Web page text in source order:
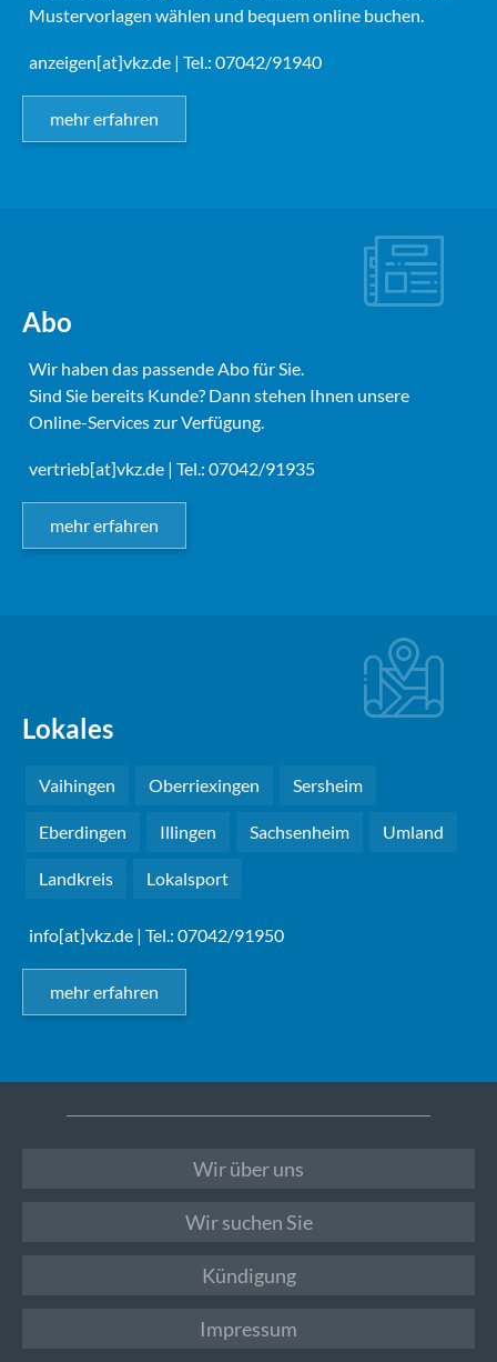
Mustervorlagen wählen und bequem online buchen.
anzeigen[at]vkz.de | Tel.: 07042/91940
mehr erfahren
Abo
Wir haben das passende Abo für Sie.
Sind Sie bereits Kunde? Dann stehen Ihnen unsere
Online-Services zur Verfügung.
vertrieb[at]vkz.de | Tel.: 07042/91935
mehr erfahren
Lokales
Vaihingen Oberriexingen Sersheim
Eberdingen Illingen Sachsenheim Umland
Landkreis Lokalsport
info[at]vkz.de | Tel.: 07042/91950
mehr erfahren
Wir über uns
Wir suchen Sie
Kündigung
Impressum